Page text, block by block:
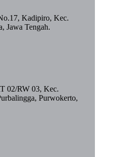
Kadipiro, Kec.
Jawa Tengah.
02/RW 03, Kec.
Purwokerto,